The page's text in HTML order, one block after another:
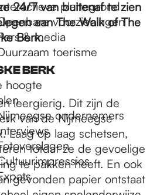
plattegrond
voorzieningen
& media
toerisme
hoogte
ondernemers
24/7 van buitenaf te zien
aan The Walk of The
Berk.
BERK
leergierig. Dit zijn de
van de Nijmeegse
Laag op laag schetsen,
totdat ze de gevoelige
te pakken heeft. En ook
gevonden papier ontstaat